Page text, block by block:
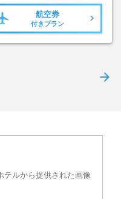
航空券
付きプラン
テルから提供された画像